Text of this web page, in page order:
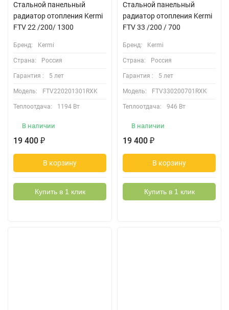
Стальной панельный
радиатор отопления Kermi
FTV 22 /200/ 1300
Бренд: Kermi
Страна: Россия
Гарантия : 5 лет
Модель: FTV220201301RXK
Теплоотдача: 1194 Вт
В наличии
19 400 ₽
В корзину
Купить в 1 клик
Стальной панельный
радиатор отопления Kermi
FTV 33 /200 / 700
Бренд: Kermi
Страна: Россия
Гарантия : 5 лет
Модель: FTV330200701RXK
Теплоотдача: 946 Вт
В наличии
19 400 ₽
В корзину
Купить в 1 клик